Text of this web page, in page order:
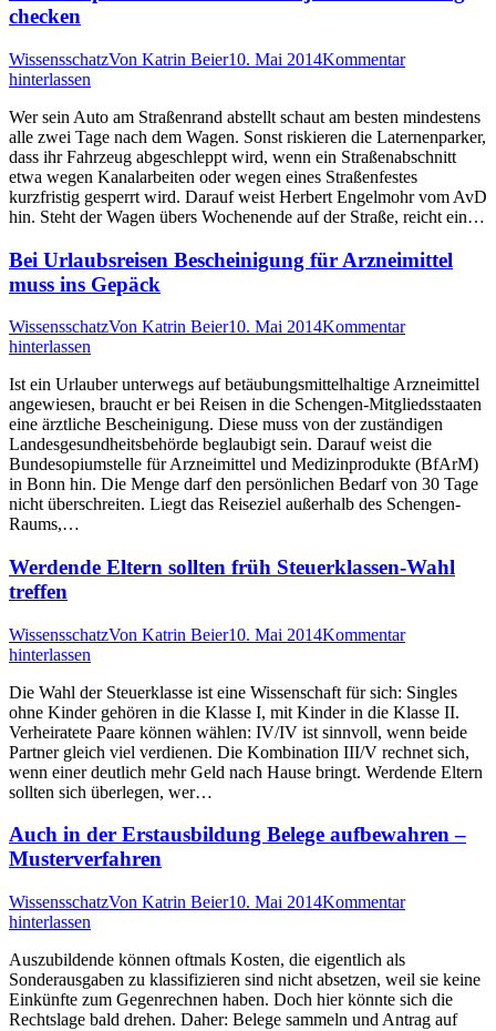
checken
WissensschatzVon Katrin Beier10. Mai 2014Kommentar
hinterlassen
Wer sein Auto am Straßenrand abstellt schaut am besten mindestens
alle zwei Tage nach dem Wagen. Sonst riskieren die Laternenparker,
dass ihr Fahrzeug abgeschleppt wird, wenn ein Straßenabschnitt
etwa wegen Kanalarbeiten oder wegen eines Straßenfestes
kurzfristig gesperrt wird. Darauf weist Herbert Engelmohr vom AvD
hin. Steht der Wagen übers Wochenende auf der Straße, reicht ein…
Bei Urlaubsreisen Bescheinigung für Arzneimittel
muss ins Gepäck
WissensschatzVon Katrin Beier10. Mai 2014Kommentar
hinterlassen
Ist ein Urlauber unterwegs auf betäubungsmittelhaltige Arzneimittel
angewiesen, braucht er bei Reisen in die Schengen-Mitgliedsstaaten
eine ärztliche Bescheinigung. Diese muss von der zuständigen
Landesgesundheitsbehörde beglaubigt sein. Darauf weist die
Bundesopiumstelle für Arzneimittel und Medizinprodukte (BfArM)
in Bonn hin. Die Menge darf den persönlichen Bedarf von 30 Tage
nicht überschreiten. Liegt das Reiseziel außerhalb des Schengen-
Raums,…
Werdende Eltern sollten früh Steuerklassen-Wahl
treffen
WissensschatzVon Katrin Beier10. Mai 2014Kommentar
hinterlassen
Die Wahl der Steuerklasse ist eine Wissenschaft für sich: Singles
ohne Kinder gehören in die Klasse I, mit Kinder in die Klasse II.
Verheiratete Paare können wählen: IV/IV ist sinnvoll, wenn beide
Partner gleich viel verdienen. Die Kombination III/V rechnet sich,
wenn einer deutlich mehr Geld nach Hause bringt. Werdende Eltern
sollten sich überlegen, wer…
Auch in der Erstausbildung Belege aufbewahren –
Musterverfahren
WissensschatzVon Katrin Beier10. Mai 2014Kommentar
hinterlassen
Auszubildende können oftmals Kosten, die eigentlich als
Sonderausgaben zu klassifizieren sind nicht absetzen, weil sie keine
Einkünfte zum Gegenrechnen haben. Doch hier könnte sich die
Rechtslage bald drehen. Daher: Belege sammeln und Antrag auf